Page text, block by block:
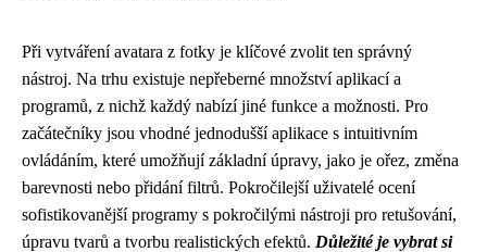
Při vytváření avatara z fotky je klíčové zvolit ten správný
nástroj. Na trhu existuje nepřeberné množství aplikací a
programů, z nichž každý nabízí jiné funkce a možnosti. Pro
začátečníky jsou vhodné jednodušší aplikace s intuitivním
ovládáním, které umožňují základní úpravy, jako je ořez, změna
barevnosti nebo přidání filtrů. Pokročilejší uživatelé ocení
sofistikovanější programy s pokročilými nástroji pro retušování,
úpravu tvarů a tvorbu realistických efektů. Důležité je vybrat si